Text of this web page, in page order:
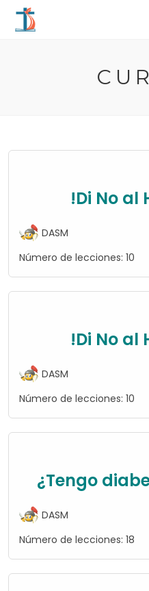
!Di No al
DASM
Número de lecciones:10
!Di No al
DASM
Número de lecciones:10
¿Tengo
DASM
Número de lecciones:18